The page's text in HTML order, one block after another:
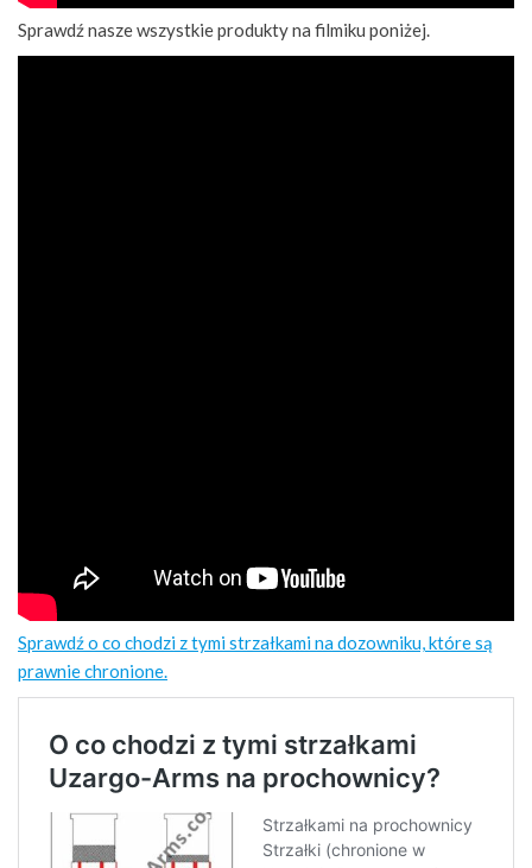
Sprawdź nasze wszystkie produkty na filmiku poniżej.
Sprawdź o co chodzi z tymi strzałkami na dozowniku, które są
prawnie chronione.